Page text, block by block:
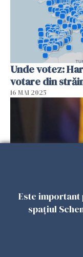
Unde votez:
votare din
16 MAI 2025
Lege nouă
străinătate vor
Este
spațiul